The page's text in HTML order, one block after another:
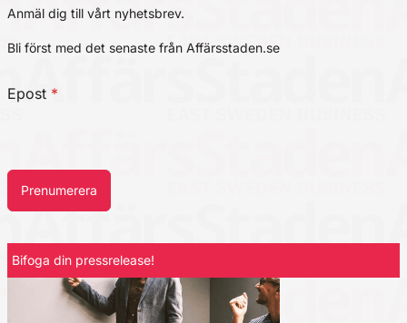
Anmäl dig till vårt nyhetsbrev.
Bli först med det senaste från Affärsstaden.se
Epost *
Prenumerera
Bifoga din pressrelease!